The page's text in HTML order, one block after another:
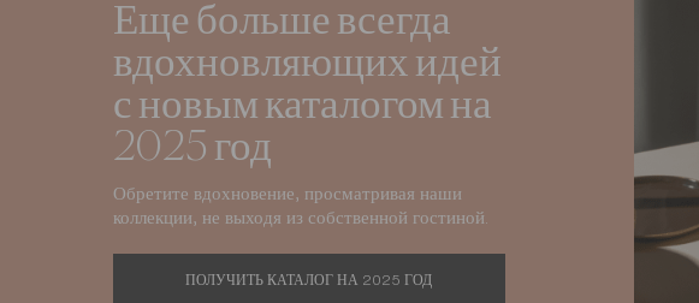
Еще больше всегда
вдохновляющих идей
с новым каталогом на
2025 год
Обретите вдохновение, просматривая наши
коллекции, не выходя из собственной гостиной.
ПОЛУЧИТЬ КАТАЛОГ НА 2025 ГОД